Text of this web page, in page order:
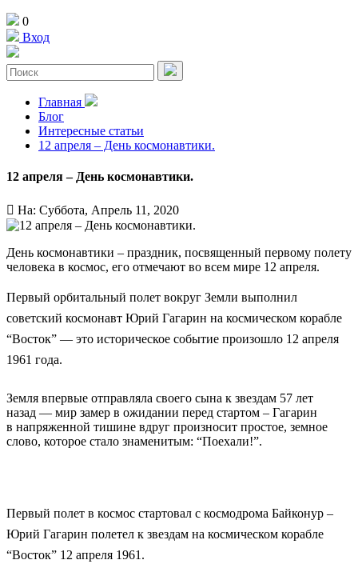
0
Вход
Главная
Блог
Интересные статьи
12 апреля – День космонавтики.
12 апреля – День космонавтики.
 На: Суббота, Апрель 11, 2020
День космонавтики – праздник, посвященный первому полету
человека в космос, его отмечают во всем мире 12 апреля.
Первый орбитальный полет вокруг Земли выполнил
советский космонавт Юрий Гагарин на космическом корабле
“Восток” — это историческое событие произошло 12 апреля
1961 года.
Земля впервые отправляла своего сына к звездам 57 лет
назад — мир замер в ожидании перед стартом – Гагарин
в напряженной тишине вдруг произносит простое, земное
слово, которое стало знаменитым: “Поехали!”.
Первый полет в космос стартовал с космодрома Байконур –
Юрий Гагарин полетел к звездам на космическом корабле
“Восток” 12 апреля 1961.